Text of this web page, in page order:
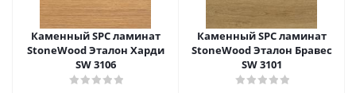
Каменный SPC ламинат
StoneWood Эталон Харди
SW 3106
Каменный SPC ламинат
StoneWood Эталон Бравес
SW 3101